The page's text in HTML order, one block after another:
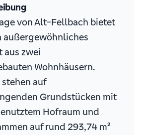
von Alt-Fellbach bietet
außergewöhnliches
zwei
Wohnhäusern.
auf
Grundstücken mit
Hofraum und
auf rund 293,74 m²